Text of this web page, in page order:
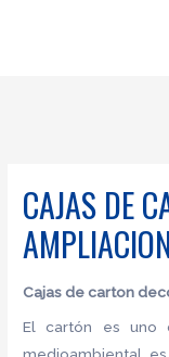
CAJAS DE
Cajas de carton
El cartón es uno
medioambiental,